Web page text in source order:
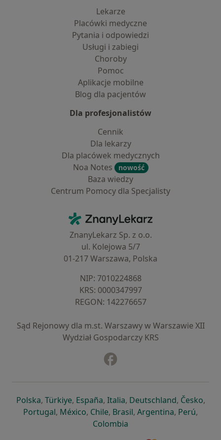
Lekarze
Placówki medyczne
Pytania i odpowiedzi
Usługi i zabiegi
Choroby
Pomoc
Aplikacje mobilne
Blog dla pacjentów
Dla profesjonalistów
Cennik
Dla lekarzy
Dla placówek medycznych
Noa Notes
nowość
Baza wiedzy
Centrum Pomocy dla Specjalisty
ZnanyLekarz - Strona główna
ZnanyLekarz Sp. z o.o.
ul. Kolejowa 5/7
01-217 Warszawa, Polska
NIP: ⁠7010224868
KRS: ⁠0000347997
REGON: ⁠142276657
Sąd Rejonowy dla m.st. Warszawy w Warszawie XII
Wydział Gospodarczy KRS
Polskaotwiera się w nowej karcie
, Türkiyeotwiera się w nowej karcie
, Españaotwiera się w nowej karcie
, Italiaotwiera się w nowej
, Deutschlandotwiera się
, Česko,
Portugalotwiera się w nowej karcie
, Méxicootwiera się w nowej karcie
, Chileotwiera się w nowej karcie
, Brasilotwiera się w nowej
, Argentinaotwiera się
, Perú,
Colombia